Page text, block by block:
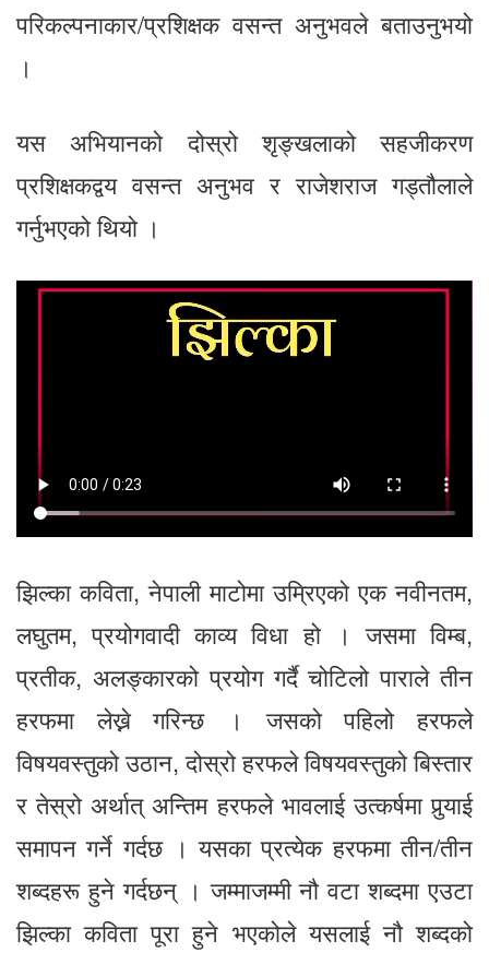
परिकल्पनाकार/प्रशिक्षक वसन्त अनुभवले बताउनुभयो
।
यस अभियानको दोस्रो शृङ्खलाको सहजीकरण
प्रशिक्षकद्वय वसन्त अनुभव र राजेशराज गड्तौलाले
गर्नुभएको थियो ।
झिल्का कविता, नेपाली माटोमा उम्रिएको एक नवीनतम,
लघुतम, प्रयोगवादी काव्य विधा हो । जसमा विम्ब,
प्रतीक, अलङ्कारको प्रयोग गर्दै चोटिलो पाराले तीन
हरफमा लेख्ने गरिन्छ । जसको पहिलो हरफले
विषयवस्तुको उठान, दोस्रो हरफले विषयवस्तुको बिस्तार
र तेस्रो अर्थात् अन्तिम हरफले भावलाई उत्कर्षमा पुर्‍याई
समापन गर्ने गर्दछ । यसका प्रत्येक हरफमा तीन/तीन
शब्दहरू हुने गर्दछन् । जम्माजम्मी नौ वटा शब्दमा एउटा
झिल्का कविता पूरा हुने भएकोले यसलाई नौ शब्दको